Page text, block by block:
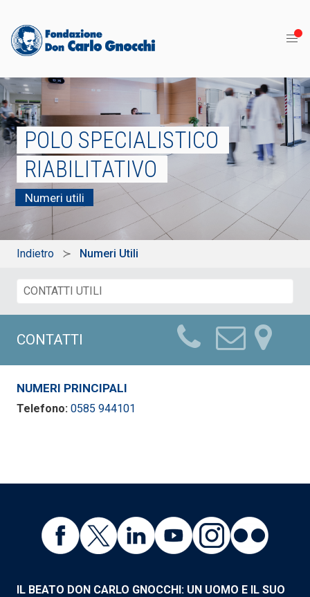
POLO SPECIALISTICO
RIABILITATIVO
Numeri utili
Indietro Numeri Utili
CONTATTI
NUMERI PRINCIPALI
Telefono: 0585 944101
IL BEATO DON CARLO GNOCCHI: UN UOMO E IL SUO